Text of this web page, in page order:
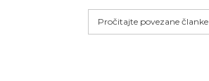
Pročitajte povezane članke